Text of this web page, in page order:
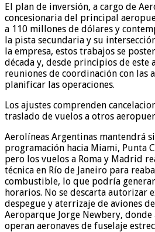
El plan de inversión, a cargo de
concesionaria del principal
a 110 millones de dólares y
la pista secundaria y su
la empresa, estos trabajos se
década y, desde principios de este
reuniones de coordinación con las
planificar las operaciones.
Los ajustes comprenden
traslado de vuelos a otros
Aerolíneas Argentinas mantendrá
programación hacia Miami, Punta
pero los vuelos a Roma y Madrid
técnica en Río de Janeiro para
combustible, lo que podría
horarios. No se descarta autorizar
despegue y aterrizaje de aviones
Aeroparque Jorge Newbery,
operan aeronaves de fuselaje